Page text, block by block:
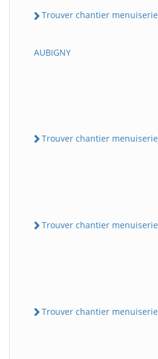
Trouver chantier menuiserie
AUBIGNY
Trouver chantier menuiserie
Trouver chantier menuiserie
Trouver chantier menuiserie